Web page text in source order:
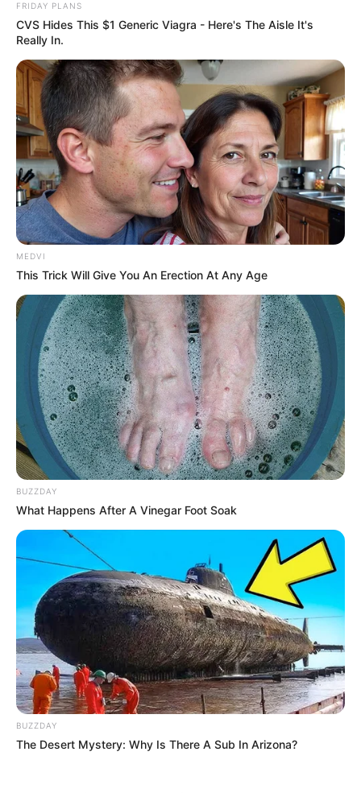
FRIDAY PLANS
CVS Hides This $1 Generic Viagra - Here's The Aisle It's
Really In.
MEDVI
This Trick Will Give You An Erection At Any Age
BUZZDAY
What Happens After A Vinegar Foot Soak
BUZZDAY
The Desert Mystery: Why Is There A Sub In Arizona?